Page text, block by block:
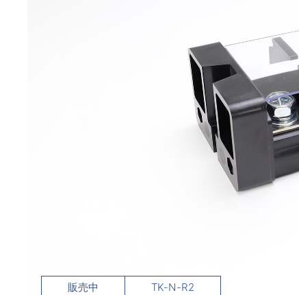
販売中 TK-N-R2